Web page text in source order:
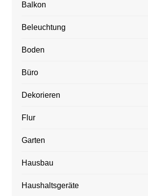
Balkon
Beleuchtung
Boden
Büro
Dekorieren
Flur
Garten
Hausbau
Haushaltsgeräte